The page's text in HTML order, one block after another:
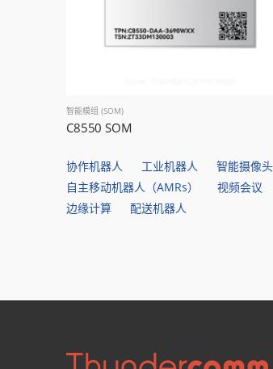
智能模组 (SOM)
C8550 SOM
协作机器人 工业机器人
智能摄像头
自主移动机器人（AMRs）
视频会议
边缘计算
配送机器人